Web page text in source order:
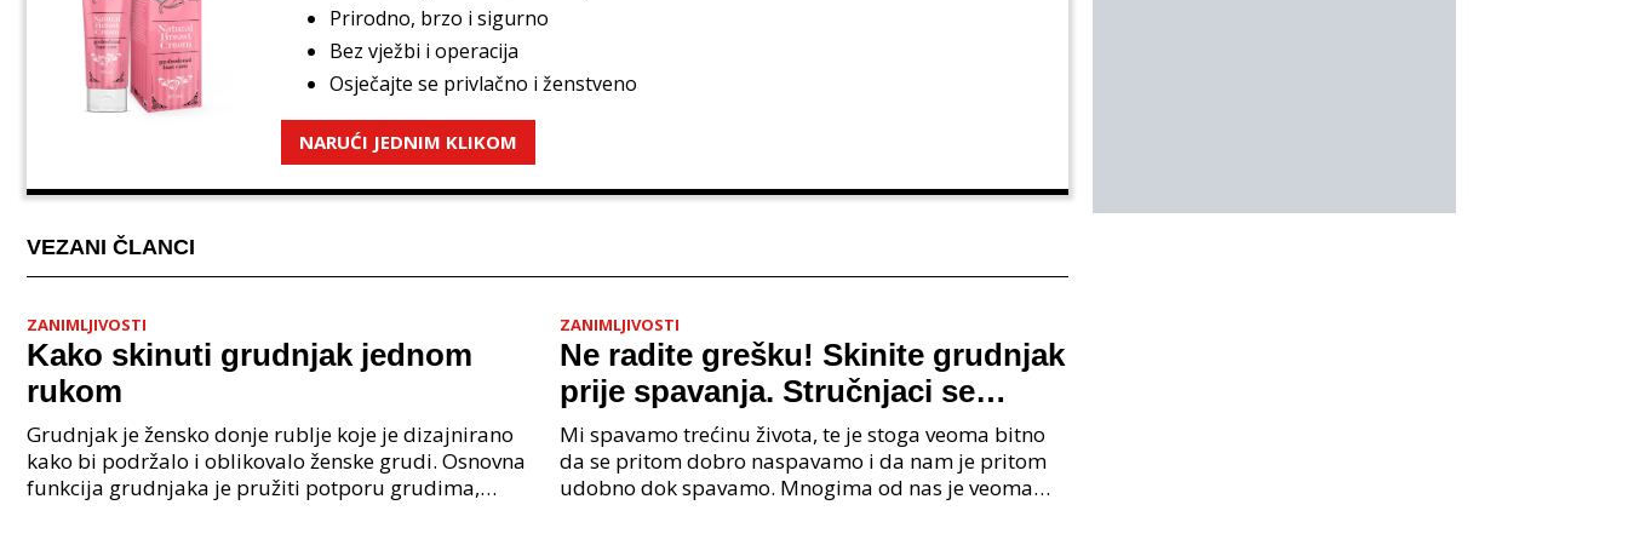
Prirodno, brzo i sigurno
Bez vježbi i operacija
Osječajte se privlačno i ženstveno
NARUĆI JEDNIM KLIKOM
VEZANI ČLANCI
ZANIMLJIVOSTI
Kako skinuti grudnjak jednom
rukom
Grudnjak je žensko donje rublje koje je dizajnirano
kako bi podržalo i oblikovalo ženske grudi. Osnovna
funkcija grudnjaka je pružiti potporu grudima,
ZANIMLJIVOSTI
Ne radite grešku! Skinite grudnjak
prije spavanja. Stručnjaci se
oglasili, ovo morate odmah znati.
Mi spavamo trećinu života, te je stoga veoma bitno
da se pritom dobro naspavamo i da nam je pritom
udobno dok spavamo. Mnogima od nas je veoma